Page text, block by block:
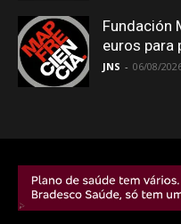
Fundación
euros para
JNS - 06/08/